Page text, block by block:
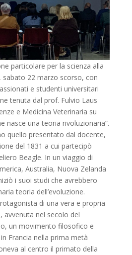
particolare per la scienza alla
sabato 22 marzo scorso, con
e studenti universitari
tenuta dal prof. Fulvio Laus
e Medicina Veterinaria su
nasce una teoria rivoluzionaria”.
quello presentato dal docente,
del 1831 a cui partecipò
Beagle. In un viaggio di
Australia, Nuova Zelanda
i suoi studi che avrebbero
teoria dell’evoluzione.
di una vera e propria
avvenuta nel secolo del
un movimento filosofico e
Francia nella prima metà
al centro il primato della